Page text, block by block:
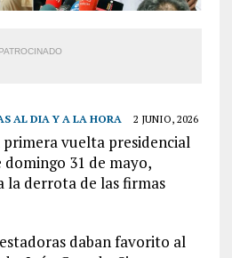
AL DIA Y A LA HORA 2 JUNIO, 2026
vuelta presidencial
31 de mayo,
la derrota de las firmas
daban favorito al